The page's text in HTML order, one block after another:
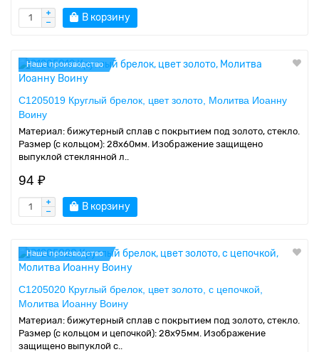
В корзину
Наше производство
C1205019 Круглый брелок, цвет золото, Молитва Иоанну
Воину
Материал: бижутерный сплав с покрытием под золото, стекло.
Размер (с кольцом): 28х60мм. Изображение защищено
выпуклой стеклянной л..
94 ₽
В корзину
Наше производство
C1205020 Круглый брелок, цвет золото, с цепочкой,
Молитва Иоанну Воину
Материал: бижутерный сплав с покрытием под золото, стекло.
Размер (с кольцом и цепочкой): 28х95мм. Изображение
защищено выпуклой с..